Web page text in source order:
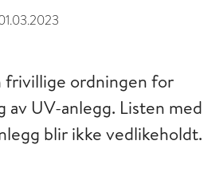
frivillige ordningen for
UV-anlegg. Listen med
blir ikke vedlikeholdt.